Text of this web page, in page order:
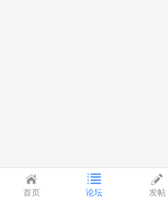
首页 论坛 发帖